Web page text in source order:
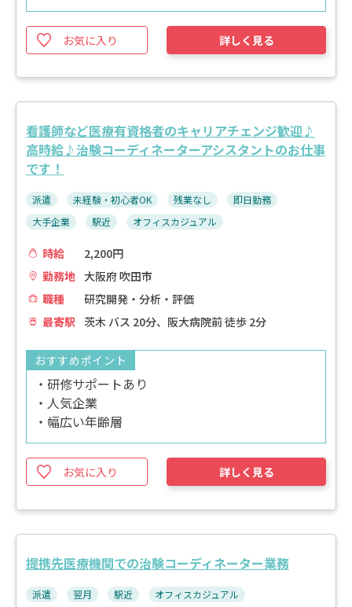
お気に入り 詳しく見る
看護師など医療有資格者のキャリアチェンジ歓迎♪
高時給♪治験コーディネーターアシスタントのお仕事
です！
派遣 未経験・初心者OK 残業なし
即日勤務
大手企業
駅近 オフィスカジュアル
時給
2,200円
勤務地 大阪府 吹田市
職種
研究開発・分析・評価
最寄駅 茨木 バス 20分、阪大病院前 徒歩 2分
おすすめポイント
・研修サポートあり
・人気企業
・幅広い年齢層
お気に入り 詳しく見る
提携先医療機関での治験コーディネーター業務
派遣 翌月 駅近 オフィスカジュアル